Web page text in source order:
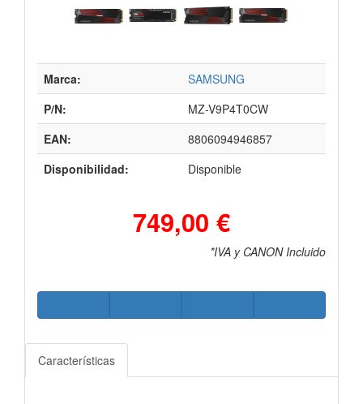
Marca:
SAMSUNG
P/N:
MZ-V9P4T0CW
EAN:
8806094946857
Disponibilidad:
Disponible
749,00 €
*IVA y CANON Incluido
Características